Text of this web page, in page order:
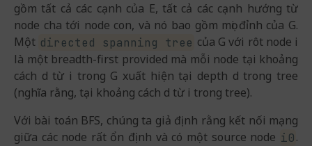
gồm tất cả các cạnh của E, tất cả các cạnh hướng từ
node cha tới node con, và nó bao gồm mọi đỉnh của G.
Một directed spanning tree của G với rôt node i
là một breadth-first provided mà mỗi node tại khoảng
cách d từ i trong G xuất hiện tại depth d trong tree
(nghĩa rằng, tại khoảng cách d từ i trong tree).
Với bài toán BFS, chúng ta giả định rằng kết nối mạng
giữa các node rất ổn định và có một source node i0.